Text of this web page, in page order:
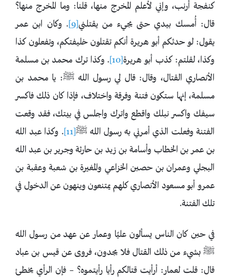
كنفجة أرنب، وإني لأعلم المخرج منها، قلنا: وما المخرج منها؟
قال: أُمسك بيدي حتى يجيء من يقتلني[9]
. وكان ابن عمر
يقول: لو حدثكم أبو هريرة أنكم تقتلون خليفتكم، وتفعلون كذا
وكذا، لقلتم: كذب أبو هريرة[10]
. وكذا ترك محمد بن مسلمة
الأنصاري القتال، وقال: قال لي رسول الله ﷺ: يا محمد بن
‌مسلمة، إنها ستكون فتنة وفرقة واختلاف، فإذا كان ذلك ‌فاكسر
‌سيفك واكسر نبلك واقطع واترك واجلس في بيتك، فقد وقعت
الفتنة وفعلت الذي أمرني به رسول الله ﷺ[11]
. وكذا عبد الله
بن عمر بن الخطاب وأسامة بن زيد بن حارثة وجرير بن عبد الله
البجلي وعمران بن حصين الخزاعي والمغيرة بن شعبة وعقبة بن
عمرو أبو مسعود الأنصاري كلهم يمتنعون وينهون عن الدخول في
تلك الفتنة.
في حين كان الناس يسألون عليًا وعمار عن عهد من رسول الله
ﷺ بشيء من ذلك القتال فلا يجدون، فروى عن قيس بن عباد
قال: قلت لعمار: أرأيت قتالكم رأيا رأيتموه؟ – فإن الرأي يخطئ